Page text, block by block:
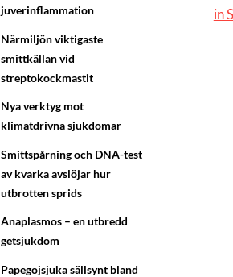
juverinflammation
Närmiljön viktigaste
smittkällan vid
streptokockmastit
Nya verktyg mot
klimatdrivna sjukdomar
Smittspårning och DNA-test
av kvarka avslöjar hur
utbrotten sprids
Anaplasmos – en utbredd
getsjukdom
Papegojsjuka sällsynt bland
in